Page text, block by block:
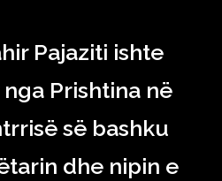
Pajaziti ishte
Prishtina në
së bashku
dhe nipin e